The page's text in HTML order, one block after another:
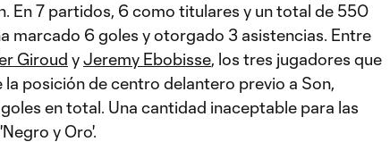
En 7 partidos, 6 como titulares y un total de 550
marcado 6 goles y otorgado 3 asistencias. Entre
Giroud yJeremy Ebobisse, los tres jugadores que
posición de centro delantero previo a Son,
goles en total. Una cantidad inaceptable para las
y Oro'.